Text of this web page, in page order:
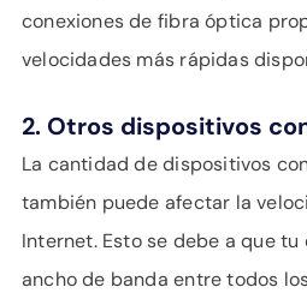
conexiones de fibra óptica
velocidades más rápidas
2. Otros dispositivos
La cantidad de dispositivos
también puede afectar la
Internet. Esto se debe a que
ancho de banda entre todos